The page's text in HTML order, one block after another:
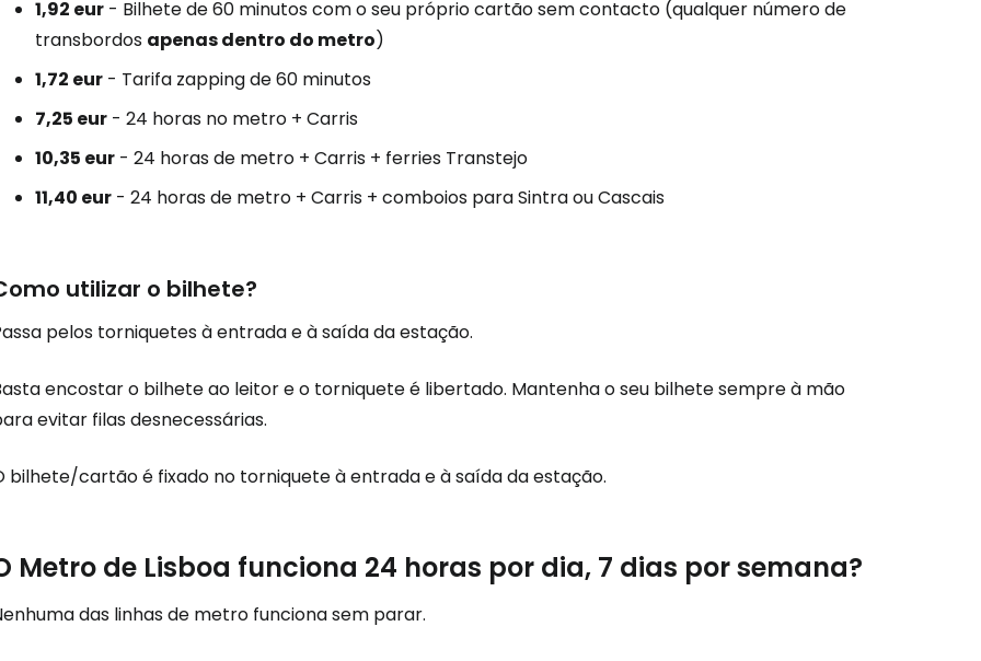
1,92 eur - Bilhete de 60 minutos com o seu próprio cartão sem contacto (qualquer número de
transbordos apenas dentro do metro)
1,72 eur - Tarifa zapping de 60 minutos
7,25 eur - 24 horas no metro + Carris
10,35 eur - 24 horas de metro + Carris + ferries Transtejo
11,40 eur - 24 horas de metro + Carris + comboios para Sintra ou Cascais
utilizar o bilhete?
pelos torniquetes à entrada e à saída da estação.
encostar o bilhete ao leitor e o torniquete é libertado. Mantenha o seu bilhete sempre à mão
evitar filas desnecessárias.
bilhete/cartão é fixado no torniquete à entrada e à saída da estação.
Metro de Lisboa funciona 24 horas por dia, 7 dias por semana?
das linhas de metro funciona sem parar.